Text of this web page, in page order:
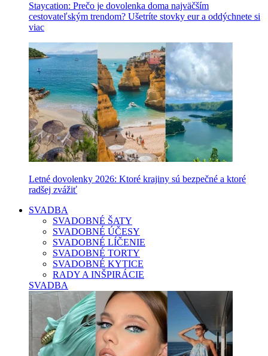
Staycation: Prečo je dovolenka doma najväčším
cestovateľským trendom? Ušetríte stovky eur a oddýchnete si
viac
Letné dovolenky 2026: Ktoré krajiny sú bezpečné a ktoré
radšej zvážiť
SVADBA
SVADOBNÉ ŠATY
SVADOBNÉ ÚČESY
SVADOBNÉ LÍČENIE
SVADOBNÉ TORTY
SVADOBNÉ KYTICE
RADY A INŠPIRÁCIE
SVADBA